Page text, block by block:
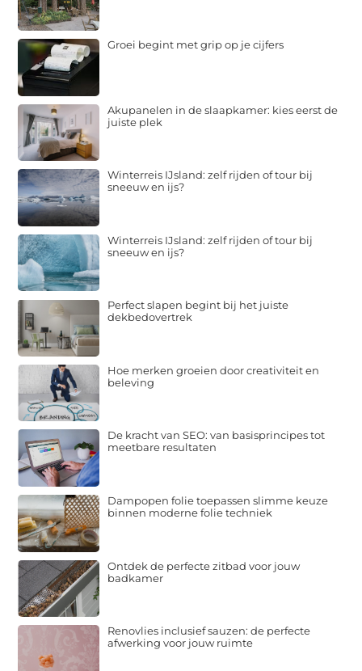
Groei begint met grip op je cijfers
Akupanelen in de slaapkamer: kies eerst de
juiste plek
Winterreis IJsland: zelf rijden of tour bij
sneeuw en ijs?
Winterreis IJsland: zelf rijden of tour bij
sneeuw en ijs?
Perfect slapen begint bij het juiste
dekbedovertrek
Hoe merken groeien door creativiteit en
beleving
De kracht van SEO: van basisprincipes tot
meetbare resultaten
Dampopen folie toepassen slimme keuze
binnen moderne folie techniek
Ontdek de perfecte zitbad voor jouw
badkamer
Renovlies inclusief sauzen: de perfecte
afwerking voor jouw ruimte